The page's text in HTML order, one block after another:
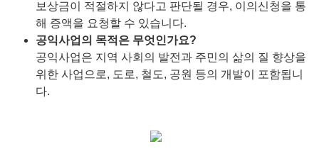
보상금이 적절하지 않다고 판단될 경우, 이의신청을 통
해 증액을 요청할 수 있습니다.
공익사업의 목적은 무엇인가요?
공익사업은 지역 사회의 발전과 주민의 삶의 질 향상을
위한 사업으로, 도로, 철도, 공원 등의 개발이 포함됩니
다.